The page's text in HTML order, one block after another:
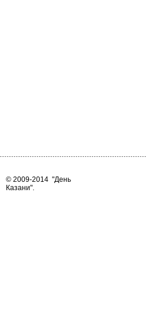
© 2009-2014 "День
Казани".